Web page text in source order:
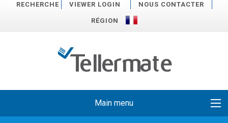
RECHERCHE VIEWER LOGIN NOUS CONTACTER
RÉGION
Main menu